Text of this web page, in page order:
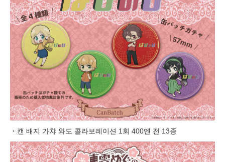
・캔 배지 가챠 와도 콜라보레이션 1회 400엔 전 13종